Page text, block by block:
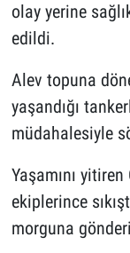
olay yerine
edildi.
Alev topuna
yaşandığı
müdahalesiyle
Yaşamını
ekiplerince
morguna